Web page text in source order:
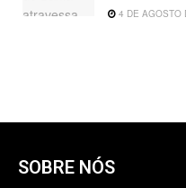
4 DE AGOSTO
SOBRE NÓS